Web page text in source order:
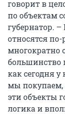
говорит в
по объектам
губернатор.
относятся
многократно
большинство
как сегодня
мы покупаем,
эти объекты
логика и